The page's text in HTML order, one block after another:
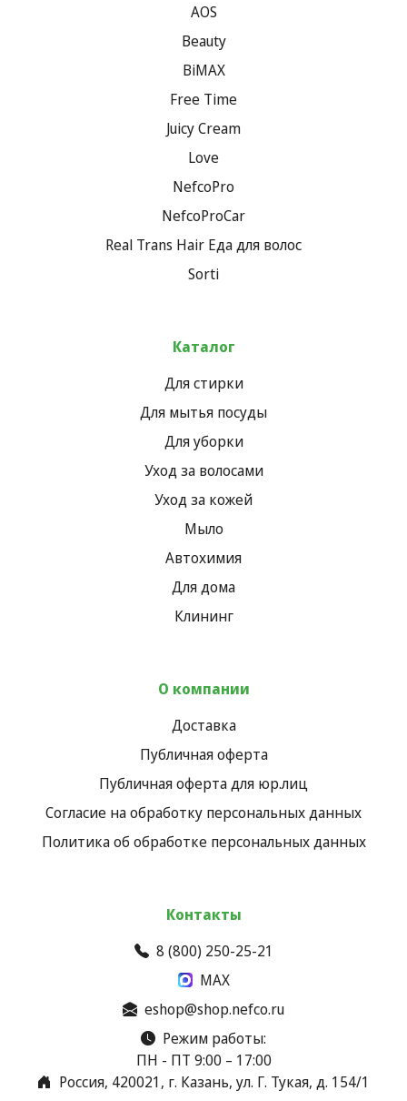
AOS
Beauty
BiMAX
Free Time
Juicy Cream
Love
NefcoPro
NefcoProCar
Real Trans Hair Еда для волос
Sorti
Каталог
Для стирки
Для мытья посуды
Для уборки
Уход за волосами
Уход за кожей
Мыло
Автохимия
Для дома
Клининг
О компании
Доставка
Публичная оферта
Публичная оферта для юр.лиц
Согласие на обработку персональных данных
Политика об обработке персональных данных
Контакты
8 (800) 250-25-21
MAX
eshop@shop.nefco.ru
Режим работы:
ПН - ПТ 9:00 – 17:00
Россия, 420021, г. Казань, ул. Г. Тукая, д. 154/1